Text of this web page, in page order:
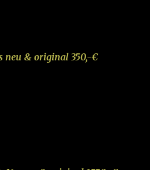
neu & original 350,-€